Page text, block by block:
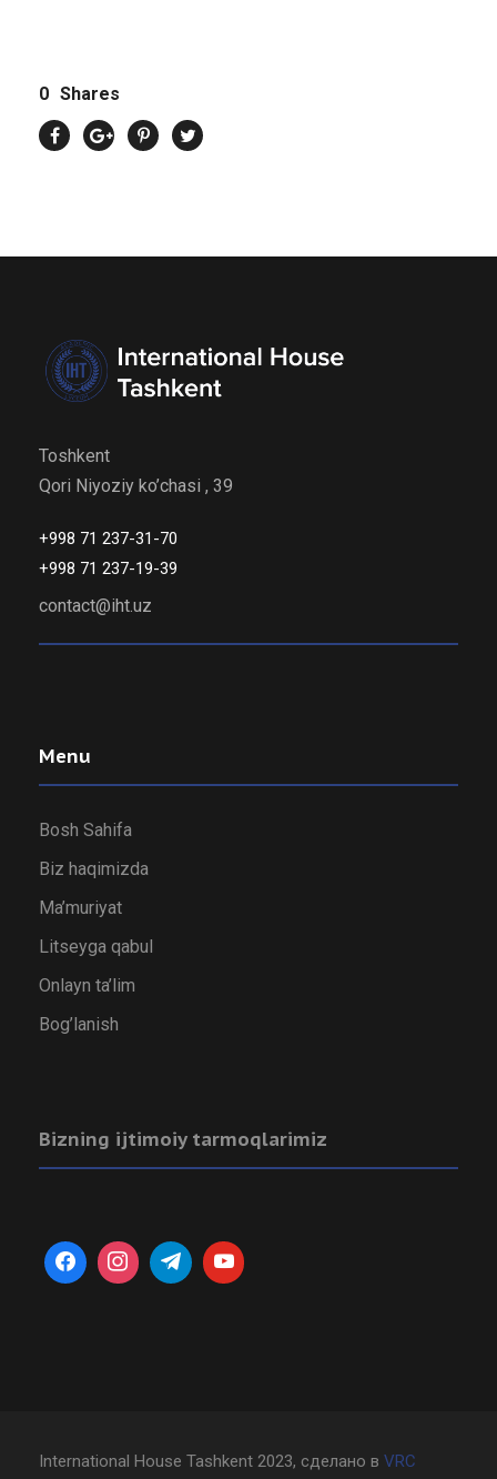
0 Shares
Toshkent
Qori Niyoziy ko’chasi , 39
+998 71 237-31-70
+998 71 237-19-39
contact@iht.uz
Menu
Bosh Sahifa
Biz haqimizda
Ma’muriyat
Litseyga qabul
Onlayn ta’lim
Bog’lanish
Bizning ijtimoiy tarmoqlarimiz
International House Tashkent 2023, сделано в VRC